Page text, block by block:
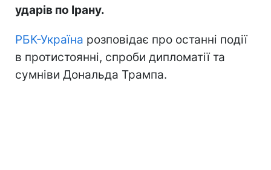
ударів по Ірану.
РБК-Україна розповідає про останні події
в протистоянні, спроби дипломатії та
сумніви Дональда Трампа.